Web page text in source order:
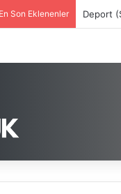
En Son Eklenenler Deport